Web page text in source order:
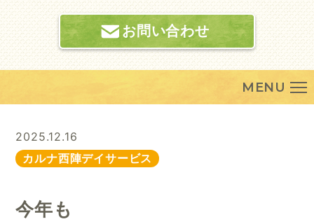
お問い合わせ
MENU
2025.12.16
カルナ西陣デイサービス
今年も